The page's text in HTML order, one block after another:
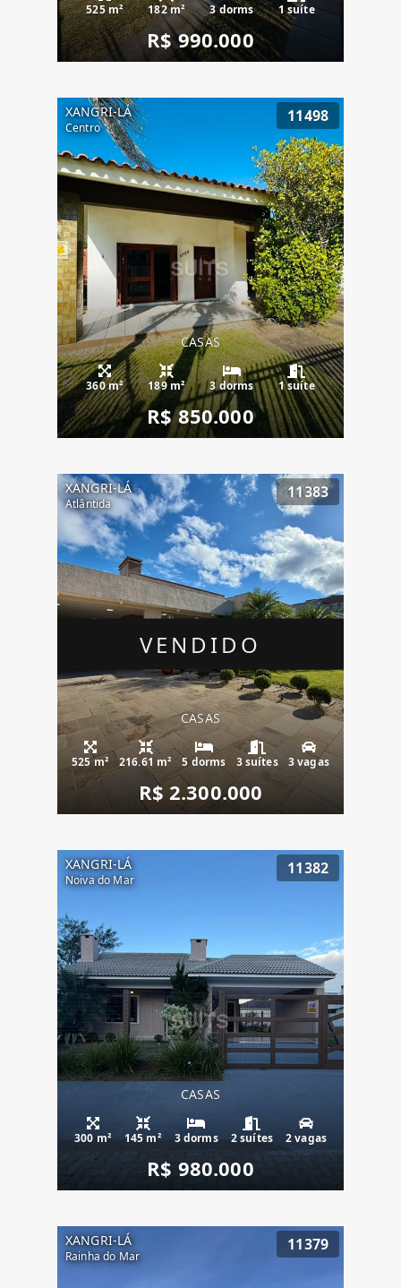
525 m² 182 m² 3 dorms 1 suíte
R$ 990.000
XANGRI-LÁ
Centro
11498
CASAS
360 m² 189 m² 3 dorms 1 suíte
R$ 850.000
VENDIDO
XANGRI-LÁ
Atlântida
11383
CASAS
525 m² 216.61 m² 5 dorms 3 suítes 3 vagas
R$ 2.300.000
XANGRI-LÁ
Noiva do Mar
11382
CASAS
300 m² 145 m² 3 dorms 2 suítes 2 vagas
R$ 980.000
XANGRI-LÁ
Rainha do Mar
11379